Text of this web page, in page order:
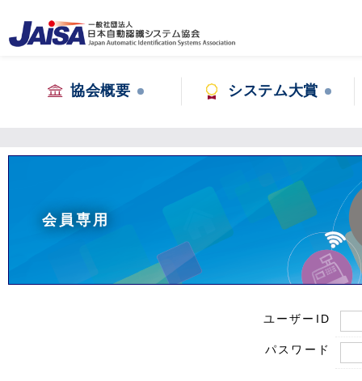
協会概要 システム大賞
会員専用
ユーザーID
パスワード